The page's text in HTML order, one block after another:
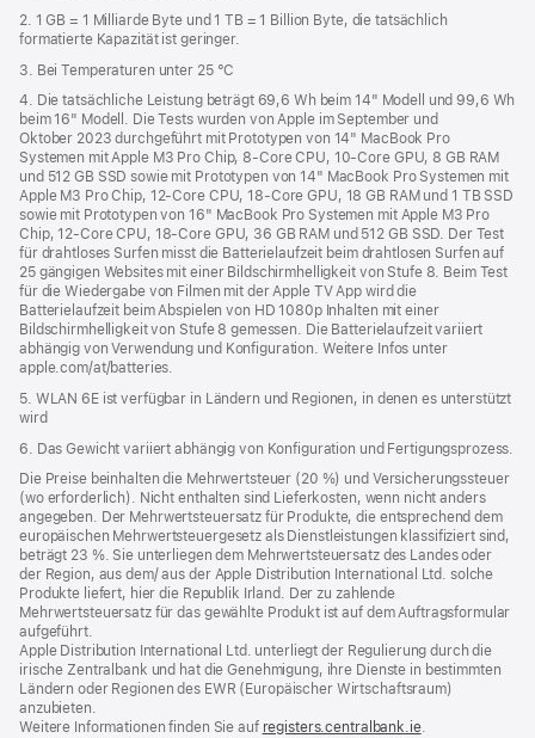
2. 1 GB = 1 Milliarde Byte und 1 TB = 1 Billion Byte, die tatsächlich
formatierte Kapazität ist geringer.
3. Bei Temperaturen unter 25 °C
4. Die tatsächliche Leistung beträgt 69,6 Wh beim 14" Modell und 99,6 Wh
beim 16" Modell. Die Tests wurden von Apple im September und
Oktober 2023 durchgeführt mit Prototypen von 14" MacBook Pro
Systemen mit Apple M3 Pro Chip, 8‑Core CPU, 10‑Core GPU, 8 GB RAM
und 512 GB SSD sowie mit Prototypen von 14" MacBook Pro Systemen mit
Apple M3 Pro Chip, 12‑Core CPU, 18‑Core GPU, 18 GB RAM und 1 TB SSD
sowie mit Prototypen von 16" MacBook Pro Systemen mit Apple M3 Pro
Chip, 12‑Core CPU, 18‑Core GPU, 36 GB RAM und 512 GB SSD. Der Test
für drahtloses Surfen misst die Batterielaufzeit beim drahtlosen Surfen auf
25 gängigen Websites mit einer Bildschirmhelligkeit von Stufe 8. Beim Test
für die Wiedergabe von Filmen mit der Apple TV App wird die
Batterielaufzeit beim Abspielen von HD 1080p Inhalten mit einer
Bildschirmhelligkeit von Stufe 8 gemessen. Die Batterielaufzeit variiert
abhängig von Verwendung und Konfiguration. Weitere Infos unter
apple.com/at/batteries.
5. WLAN 6E ist verfügbar in Ländern und Regionen, in denen es unterstützt
wird
6. Das Gewicht variiert abhängig von Konfiguration und Fertigungsprozess.
Die Preise beinhalten die Mehrwertsteuer (20 %) und Versicherungssteuer
(wo erforderlich). Nicht enthalten sind Lieferkosten, wenn nicht anders
angegeben. Der Mehrwertsteuersatz für Produkte, die entsprechend dem
europäischen Mehrwertsteuergesetz als Dienstleistungen klassifiziert sind,
beträgt 23 %. Sie unterliegen dem Mehrwertsteuersatz des Landes oder
der Region, aus dem/ aus der Apple Distribution International Ltd. solche
Produkte liefert, hier die Republik Irland. Der zu zahlende
Mehrwertsteuersatz für das gewählte Produkt ist auf dem Auftragsformular
aufgeführt.
Apple Distribution International Ltd. unterliegt der Regulierung durch die
irische Zentralbank und hat die Genehmigung, ihre Dienste in bestimmten
Ländern oder Regionen des EWR (Europäischer Wirtschaftsraum)
anzubieten.
Weitere Informationen finden Sie auf registers.centralbank.ie(Öffnet
.